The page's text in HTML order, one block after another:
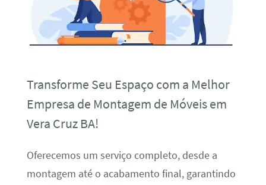
Transforme Seu Espaço com a Melhor
Empresa de Montagem de Móveis em
Vera Cruz BA!
Oferecemos um serviço completo, desde a
montagem até o acabamento final, garantindo